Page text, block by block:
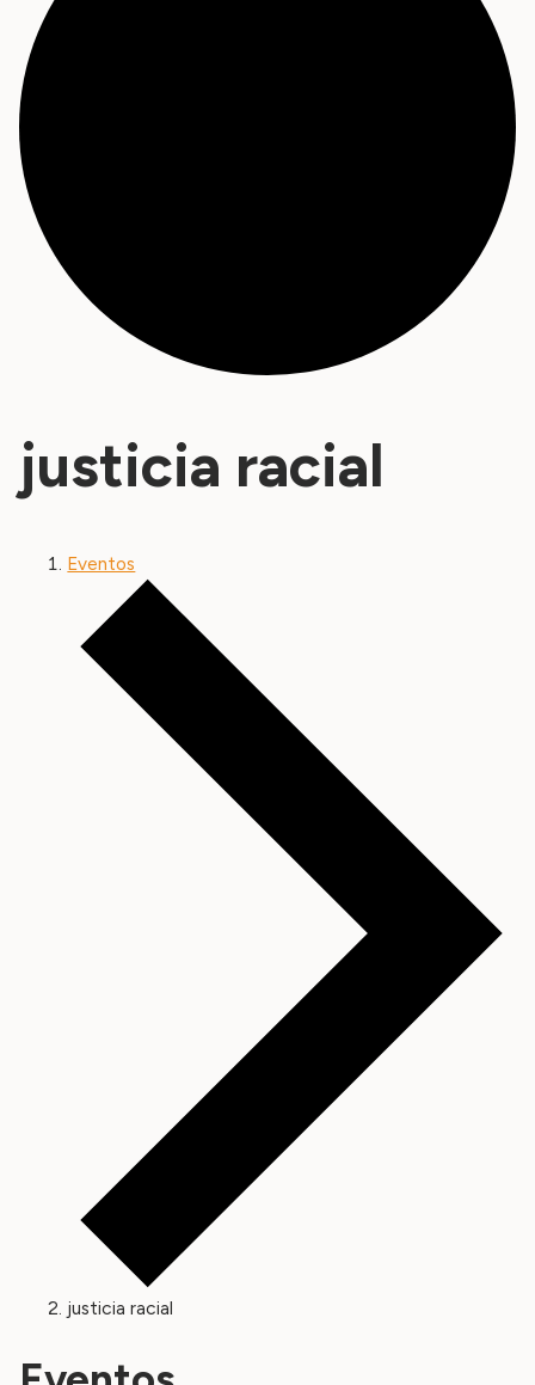
justicia racial
Eventos
justicia racial